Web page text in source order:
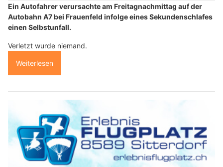
Ein Autofahrer verursachte am Freitagnachmittag auf der
Autobahn A7 bei Frauenfeld infolge eines Sekundenschlafes
einen Selbstunfall.
Verletzt wurde niemand.
Weiterlesen